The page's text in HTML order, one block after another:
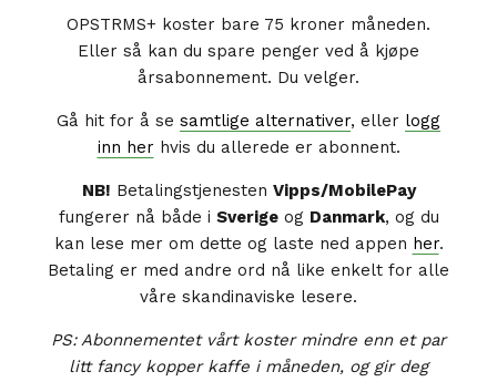
OPSTRMS+ koster bare 75 kroner måneden.
Eller så kan du spare penger ved å kjøpe
årsabonnement. Du velger.
Gå hit for å se samtlige alternativer, eller logg
inn herhvis du allerede er abonnent.
NB! Betalingstjenesten Vipps/MobilePay
fungerer nå både i Sverigeog Danmark, og du
kan lese mer om dette og laste ned appen her.
Betaling er med andre ord nå like enkelt for alle
våre skandinaviske lesere.
PS: Abonnementet vårt koster mindre enn et par
litt fancy kopper kaffe i måneden, og gir deg